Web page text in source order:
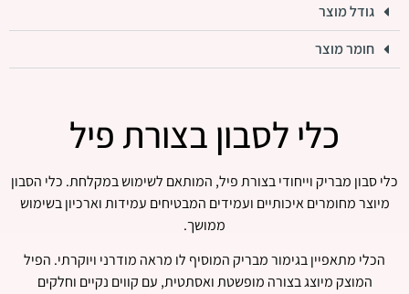
גודל מוצר
חומר מוצר
כלי לסבון בצורת פיל
כלי סבון מבריק וייחודי בצורת פיל, המותאם לשימוש במקלחת. כלי הסבון
מיוצר מחומרים איכותיים ועמידים המבטיחים עמידות וארכיון בשימוש
ממושך.
הכלי מתאפיין בגימור מבריק המוסיף לו מראה מודרני ויוקרתי. הפיל
המוצק מיוצג בצורה מופשטת ואסתטית, עם קווים נקיים וחלקים